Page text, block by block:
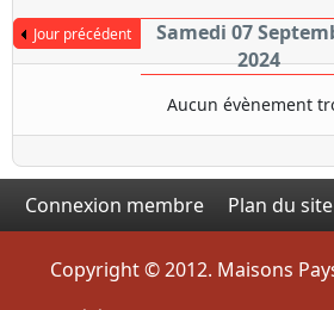
Jour précédent
Samedi 07
2024
Aucun évènement
Connexion membre Plan du site
Copyright © 2012. Maisons